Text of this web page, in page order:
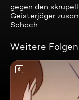
gegen den
Geisterjäger
Schach.
Weitere
6